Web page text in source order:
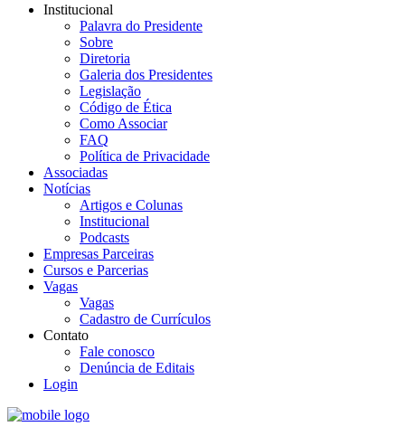
Institucional
Palavra do Presidente
Sobre
Diretoria
Galeria dos Presidentes
Legislação
Código de Ética
Como Associar
FAQ
Política de Privacidade
Associadas
Notícias
Artigos e Colunas
Institucional
Podcasts
Empresas Parceiras
Cursos e Parcerias
Vagas
Vagas
Cadastro de Currículos
Contato
Fale conosco
Denúncia de Editais
Login